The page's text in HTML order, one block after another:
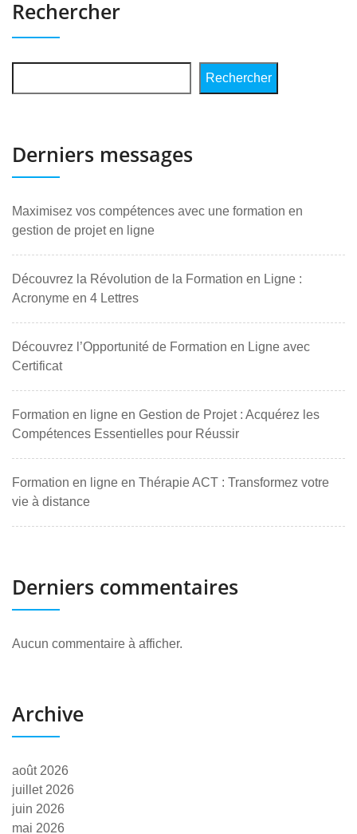
Rechercher
Rechercher
Derniers messages
Maximisez vos compétences avec une formation en
gestion de projet en ligne
Découvrez la Révolution de la Formation en Ligne :
Acronyme en 4 Lettres
Découvrez l’Opportunité de Formation en Ligne avec
Certificat
Formation en ligne en Gestion de Projet : Acquérez les
Compétences Essentielles pour Réussir
Formation en ligne en Thérapie ACT : Transformez votre
vie à distance
Derniers commentaires
Aucun commentaire à afficher.
Archive
août 2026
juillet 2026
juin 2026
mai 2026